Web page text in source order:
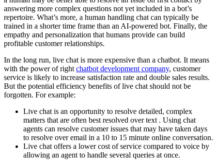
answering more complex questions not yet included in a bot’s
repertoire. What’s more, a human handling chat can typically be
trained in a shorter time frame than an AI-powered bot. Finally, the
empathy and personalization that humans provide can build
profitable customer relationships.
In the long run, live chat is more expensive than a chatbot. It means
with the power of right chatbot development company, customer
service is likely to increase satisfaction rate and double sales results.
But the potential efficiency benefits of live chat should not be
forgotten. For example:
Live chat is an opportunity to resolve detailed, complex
matters that are often best resolved over text . Using chat
agents can resolve customer issues that may have taken days
to resolve over email in a 10 to 15 minute online conversation.
Live chat offers a lower cost of service compared to voice by
allowing an agent to handle several queries at once.